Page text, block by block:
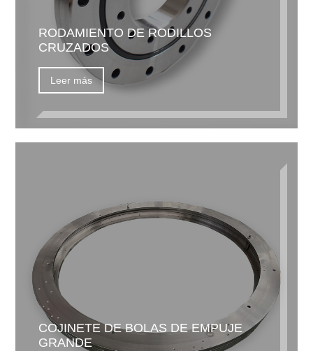
RODAMIENTO DE RODILLOS
CRUZADOS
Leer más
COJINETE DE BOLAS DE EMPUJE
GRANDE